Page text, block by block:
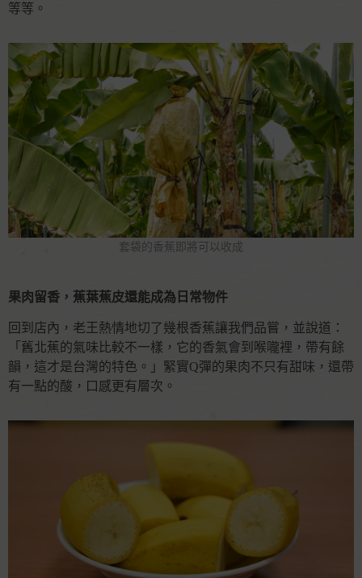
等等。
套袋的香蕉即將可以收成
果肉留香，蕉葉蕉皮還能成為日常物件
回到店內，老王熱情地切了幾根香蕉讓我們品嘗，並說道：
「舊北蕉的氣味比較不一樣，它的香氣會到喉嚨裡，帶有餘
韻，這才是台灣的特色。」緊實Q彈的果肉不只有甜味，還帶
有一點的酸，口感更有層次。